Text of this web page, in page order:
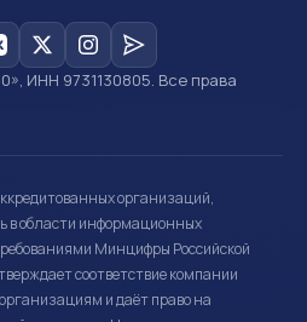
ИНН 9731130805. Все права
организаций,
в области информационных
Минцифры Российской
соответствие компании
и даёт право на